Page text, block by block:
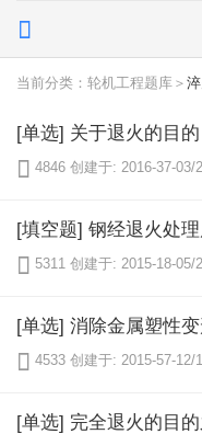

当前分类：轮机工程题库＞
[单选] 关于退火的目
 4846 创建于: 2016-37-03/
 5311 创建于: 2015-18-05/
 4533 创建于: 2015-57-12/
[单选] 完全退火的目的